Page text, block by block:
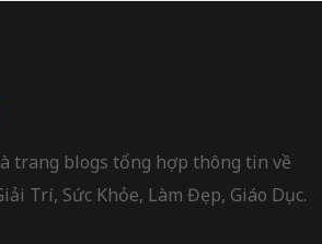
trang blogs tổng hợp thông tin về
Trí, Sức Khỏe, Làm Đẹp, Giáo Dục.